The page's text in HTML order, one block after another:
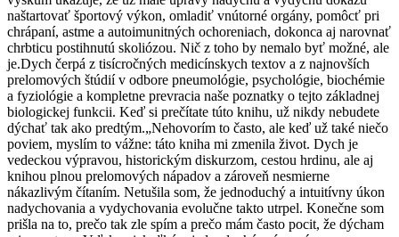
naštartovať športový výkon, omladiť vnútorné orgány, pomôcť pri
chrápaní, astme a autoimunitných ochoreniach, dokonca aj narovnať
chrbticu postihnutú skoliózou. Nič z toho by nemalo byť možné, ale
je.Dych čerpá z tisícročných medicínskych textov a z najnovších
prelomových štúdií v odbore pneumológie, psychológie, biochémie
a fyziológie a kompletne prevracia naše poznatky o tejto základnej
biologickej funkcii. Keď si prečítate túto knihu, už nikdy nebudete
dýchať tak ako predtým.„Nehovorím to často, ale keď už také niečo
poviem, myslím to vážne: táto kniha mi zmenila život. Dych je
vedeckou výpravou, historickým diskurzom, cestou hrdinu, ale aj
knihou plnou prelomových nápadov a zároveň nesmierne
nákazlivým čítaním. Netušila som, že jednoduchý a intuitívny úkon
nadychovania a vydychovania evolučne takto utrpel. Konečne som
prišla na to, prečo tak zle spím a prečo mám často pocit, že dýcham